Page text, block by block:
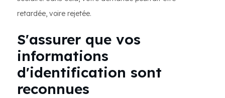
retardée, voire rejetée.
S'assurer que vos
informations
d'identification sont
reconnues